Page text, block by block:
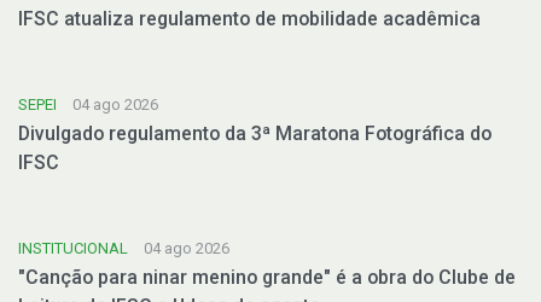
IFSC atualiza regulamento de mobilidade acadêmica
SEPEI 04 ago 2026
Divulgado regulamento da 3ª Maratona Fotográfica do
IFSC
INSTITUCIONAL 04 ago 2026
"Canção para ninar menino grande" é a obra do Clube de